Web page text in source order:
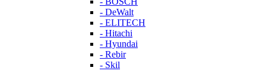
- DeWalt
- ELITECH
- Hitachi
- Hyundai
- Rebir
- Skil